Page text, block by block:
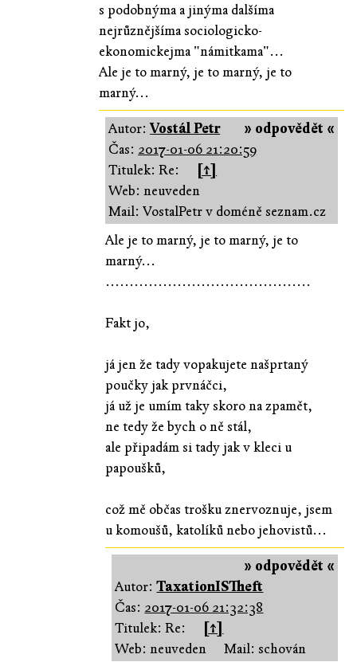
s podobnýma a jinýma dalšíma
nejrůznějšíma sociologicko-
ekonomickejma "námitkama"...
Ale je to marný, je to marný, je to
marný...
» odpovědět «
Autor:Vostál Petr
Čas: 2017-01-06 21:20:59
Titulek: Re:
[↑]
Web: neuveden
Mail: VostalPetr v doméně seznam.cz
Ale je to marný, je to marný, je to
marný...
...........................................
Fakt jo,
já jen že tady vopakujete našprtaný
poučky jak prvnáčci,
já už je umím taky skoro na zpamět,
ne tedy že bych o ně stál,
ale připadám si tady jak v kleci u
papoušků,
což mě občas trošku znervoznuje, jsem
u komoušů, katolíků nebo jehovistů...
» odpovědět «
Autor:TaxationISTheft
Čas: 2017-01-06 21:32:38
Titulek: Re:
[↑]
Web: neuveden
Mail: schován